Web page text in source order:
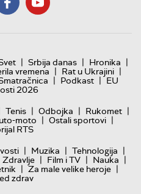
| Srbija danas | Hronika |
vremena | Rat u Ukrajini |
| Podkast | EU
2026
Tenis | Odbojka | Rukomet |
moto | Ostali sportovi |
RTS
| Muzika | Tehnologija |
Zdravlje | Film i TV | Nauka |
| Za male velike heroje |
zdrav